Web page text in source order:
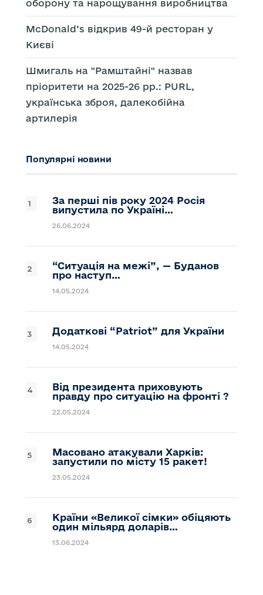
оборону та нарощування виробництва
McDonald’s відкрив 49-й ресторан у
Києві
Шмигаль на "Рамштайні" назвав
пріоритети на 2025-26 рр.: PURL,
українська зброя, далекобійна
артилерія
Популярні новини
За перші пів року 2024 Росія
випустила по Україні…
26.06.2024
“Ситуація на межі”, — Буданов
про наступ…
14.05.2024
Додаткові “Patriot” для України
14.05.2024
Від президента приховують
правду про ситуацію на фронті ?
22.05.2024
Масовано атакували Харків:
запустили по місту 15 ракет!
23.05.2024
Країни «Великої сімки» обіцяють
один мільярд доларів…
13.06.2024